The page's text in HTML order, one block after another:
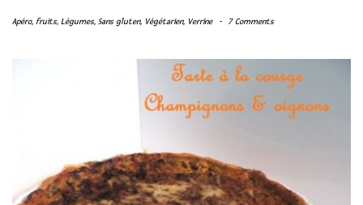
Apéro, fruits, Légumes, Sans gluten, Végétarien, Verrine - 7 Comments